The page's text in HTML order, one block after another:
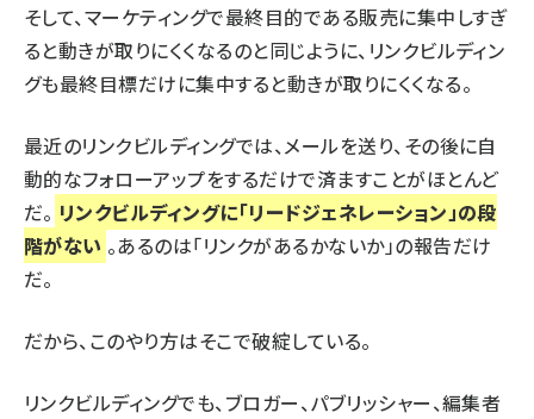
そして、マーケティングで最終目的である販売に集中しすぎ
ると動きが取りにくくなるのと同じように、リンクビルディン
グも最終目標だけに集中すると動きが取りにくくなる。
最近のリンクビルディングでは、メールを送り、その後に自
動的なフォローアップをするだけで済ますことがほとんど
だ。 リンクビルディングに「リードジェネレーション」の段
階がない 。あるのは「リンクがあるかないか」の報告だけ
だ。
だから、このやり方はそこで破綻している。
リンクビルディングでも、ブロガー、パブリッシャー、編集者